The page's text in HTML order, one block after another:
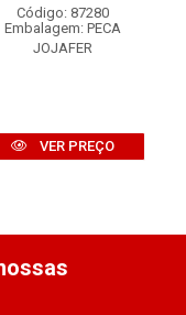
Código: 87280
Embalagem: PECA
JOJAFER
VER PREÇO